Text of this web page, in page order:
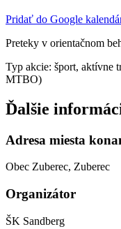
Pridať do Google
Preteky v orientačnom
Typ akcie: šport, aktívne
MTBO)
Ďalšie
Adresa miesta
Obec Zuberec, Zuberec
Organizátor
ŠK Sandberg